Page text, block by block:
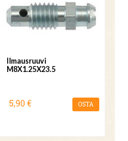
Ilmausruuvi
M8X1.25X23.5
5,90 € OSTA